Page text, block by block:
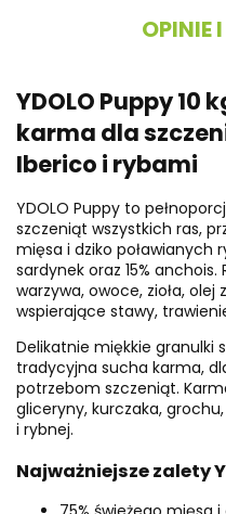
OPINIE
YDOLO Puppy 10
karma dla
Iberico i rybami
YDOLO Puppy to
szczeniąt wszystkich ras,
mięsa i dziko poławianych
sardynek oraz 15%
warzywa, owoce, zioła, olej
wspierające stawy,
Delikatnie miękkie granulki
tradycyjna sucha karma,
potrzebom szczeniąt.
gliceryny, kurczaka,
i rybnej.
Najważniejsze zalety